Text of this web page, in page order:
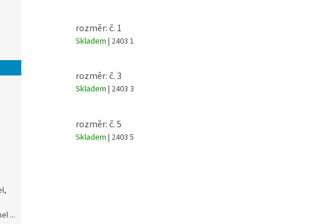
...
rozměr: č. 1
Skladem | 2403 1
rozměr: č. 3
Skladem | 2403 3
rozměr: č. 5
Skladem | 2403 5